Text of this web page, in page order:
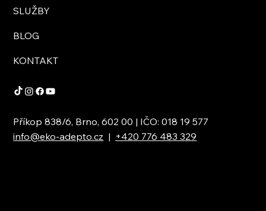
SLUŽBY
BLOG
KONTAKT
Příkop 838/6, Brno, 602 00 | IČO: 018 19 577
info@eko-adepto.cz | +420 776 483 329